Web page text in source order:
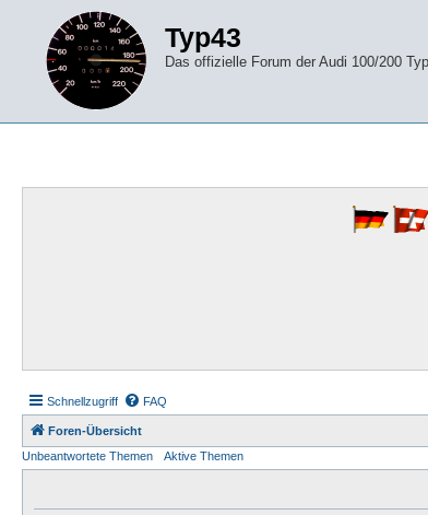
Typ43
Das offizielle Forum der Audi 100/200
Schnellzugriff FAQ
Foren-Übersicht
Unbeantwortete Themen
Aktive Themen